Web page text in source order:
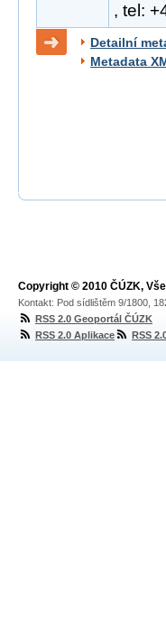
, tel:
Detailní
Metadata
Copyright © 2010 ČÚZK,
Kontakt: Pod sídlištěm 9/1800,
RSS 2.0 Geoportál ČÚZK
RSS 2.0 Aplikace
RSS